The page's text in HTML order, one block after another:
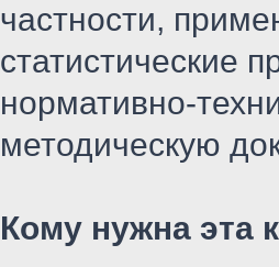
частности,
статистические
нормативно-
методическую
Кому нужна эта